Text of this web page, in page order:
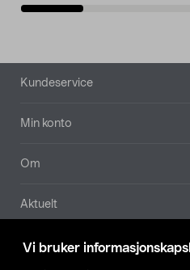
Vi bruker
Bunntekst
Kundeservice
Min konto
Om
Aktuelt
Våre selskaper